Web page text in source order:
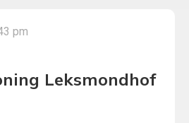
pm
Leksmondhof